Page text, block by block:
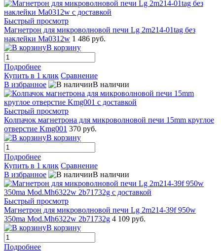
Быстрый просмотр
Магнетрон для микроволновой печи Lg 2m214-01tag без
наклейки Ma0312w 1 486 руб.
В корзину
Подробнее
Купить в 1 клик Сравнение
В избранное
В наличии
Быстрый просмотр
Колпачок магнетрона для микроволновой печи 15mm круглое
отверстие Kmg001 370 руб.
В корзину
Подробнее
Купить в 1 клик Сравнение
В избранное
В наличии
Быстрый просмотр
Магнетрон для микроволновой печи Lg 2m214-39f 950w
350ma Mod.Mh6322w 2b71732g 4 109 руб.
В корзину
Подробнее